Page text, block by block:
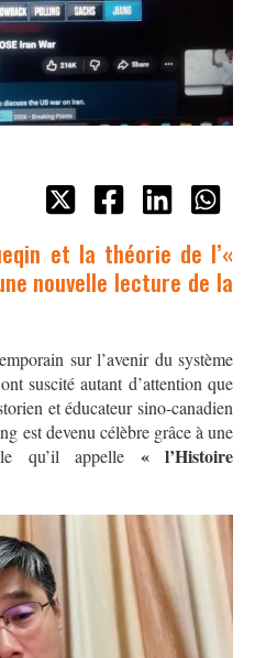
et la théorie de l’«
nouvelle lecture de la
sur l’avenir du système
suscité autant d’attention que
et éducateur sino-canadien
est devenu célèbre grâce à une
qu’il appelle « l’Histoire